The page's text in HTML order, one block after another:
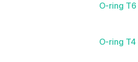
O-ring T6
O-ring T4